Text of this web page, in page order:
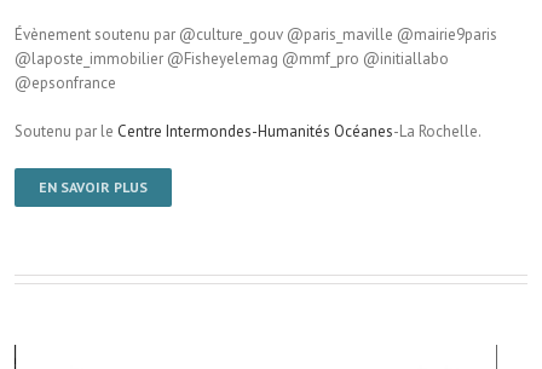
Évènement soutenu par @culture_gouv @paris_maville @mairie9paris
@laposte_immobilier @Fisheyelemag @mmf_pro @initiallabo
@epsonfrance
Soutenu par le Centre Intermondes-Humanités Océanes-La Rochelle.
EN SAVOIR PLUS